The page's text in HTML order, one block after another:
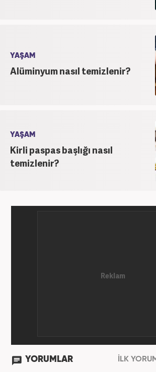
YAŞAM
Alüminyum nasıl temizlenir?
YAŞAM
Kirli paspas başlığı nasıl
temizlenir?
YORUMLAR İLK